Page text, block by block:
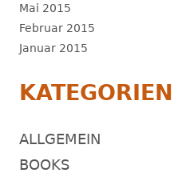
Mai 2015
Februar 2015
Januar 2015
KATEGORIEN
ALLGEMEIN
BOOKS